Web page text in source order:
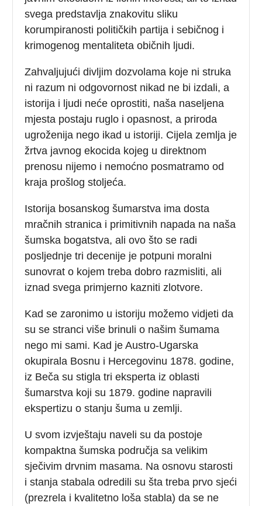
svega predstavlja znakovitu sliku
korumpiranosti političkih partija i sebičnog i
krimogenog mentaliteta običnih ljudi.
Zahvaljujući divljim dozvolama koje ni struka
ni razum ni odgovornost nikad ne bi izdali, a
istorija i ljudi neće oprostiti, naša naseljena
mjesta postaju ruglo i opasnost, a priroda
ugroženija nego ikad u istoriji. Cijela zemlja je
žrtva javnog ekocida kojeg u direktnom
prenosu nijemo i nemoćno posmatramo od
kraja prošlog stoljeća.
Istorija bosanskog šumarstva ima dosta
mračnih stranica i primitivnih napada na naša
šumska bogatstva, ali ovo što se radi
posljednje tri decenije je potpuni moralni
sunovrat o kojem treba dobro razmisliti, ali
iznad svega primjerno kazniti zlotvore.
Kad se zaronimo u istoriju možemo vidjeti da
su se stranci više brinuli o našim šumama
nego mi sami. Kad je Austro-Ugarska
okupirala Bosnu i Hercegovinu 1878. godine,
iz Beča su stigla tri eksperta iz oblasti
šumarstva koji su 1879. godine napravili
ekspertizu o stanju šuma u zemlji.
U svom izvještaju naveli su da postoje
kompaktna šumska područja sa velikim
sječivim drvnim masama. Na osnovu starosti
i stanja stabala odredili su šta treba prvo sjeći
(prezrela i kvalitetno loša stabla) da se ne